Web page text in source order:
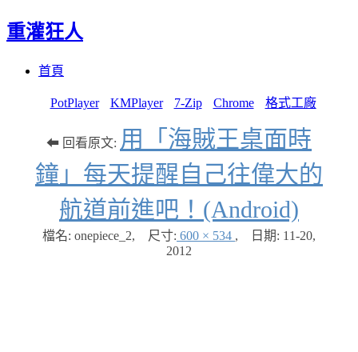
重灌狂人
首頁
PotPlayer KMPlayer 7-Zip Chrome 格式工廠
⬅ 回看原文: 用「海賊王桌面時
鐘」每天提醒自己往偉大的
航道前進吧！(Android)
檔名: onepiece_2, 尺寸: 600 × 534 , 日期: 11-20,
2012